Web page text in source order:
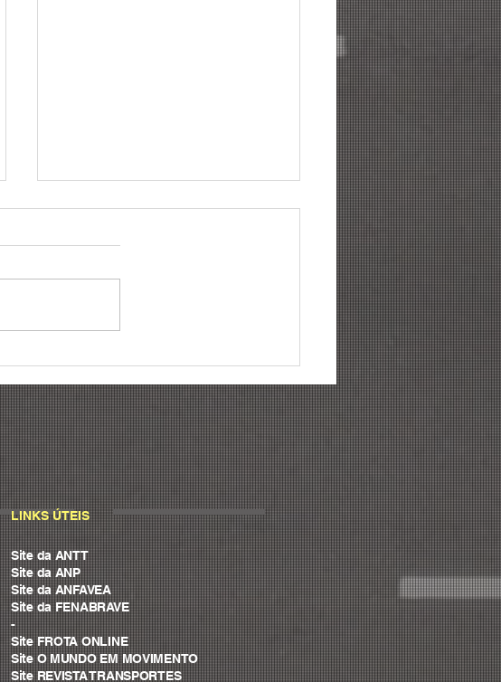
principais mudanças para
LINKS ÚTEIS
Site da ANTT
Site da ANP
Site da ANFAVEA
Site da FENABRAVE
-
Site FROTA ONLINE
Site O MUNDO EM MOVIMENTO
Site REVISTA TRANSPORTES